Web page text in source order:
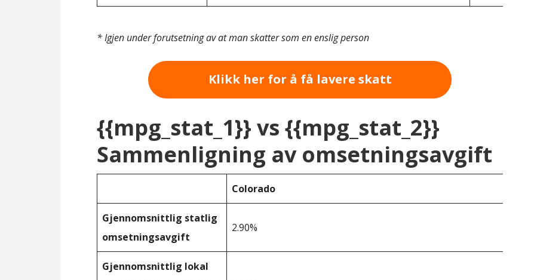
* Igjen under forutsetning av at man skatter som en enslig person
Klikk her for å få lavere skatt
{{mpg_stat_1}} vs {{mpg_stat_2}}
Sammenligning av omsetningsavgift
Colorado
Gjennomsnittlig statlig
omsetningsavgift
2.90%
Gjennomsnittlig lokal